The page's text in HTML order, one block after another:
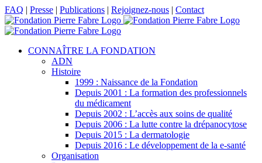
Passer
au
contenu
Facebook
X
LinkedIn
YouTube
FAQ | Presse | Publications | Rejoignez-nous | Contact
CONNAÎTRE LA FONDATION
ADN
Histoire
1999 : Naissance de la Fondation
Depuis 2001 : La formation des professionnels
du médicament
Depuis 2002 : L’accès aux soins de qualité
Depuis 2006 : La lutte contre la drépanocytose
Depuis 2015 : La dermatologie
Depuis 2016 : Le développement de la e-santé
Organisation